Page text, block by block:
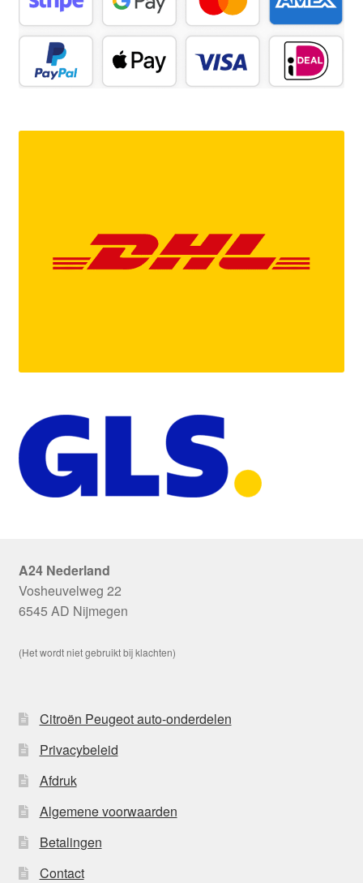
A24 Nederland
Vosheuvelweg 22
6545 AD Nijmegen
(Het wordt niet gebruikt bij klachten)
Citroën Peugeot auto-onderdelen
Privacybeleid
Afdruk
Algemene voorwaarden
Betalingen
Contact